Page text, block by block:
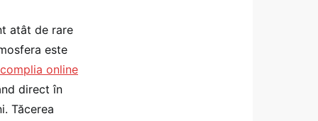
atât de rare
este
online
direct în
Tăcerea